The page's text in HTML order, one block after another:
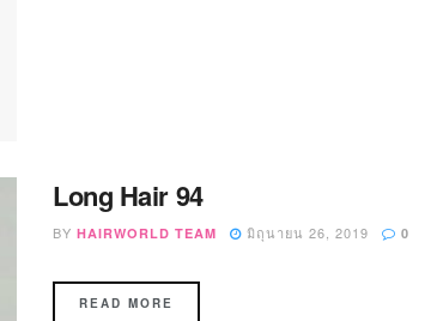
Long Hair 94
BY HAIRWORLD TEAM มิถุนายน 26, 2019 0
READ MORE